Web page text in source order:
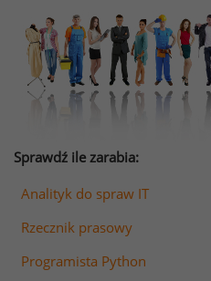
Sprawdź ile zarabia:
Analityk do spraw IT
Rzecznik prasowy
Programista Python